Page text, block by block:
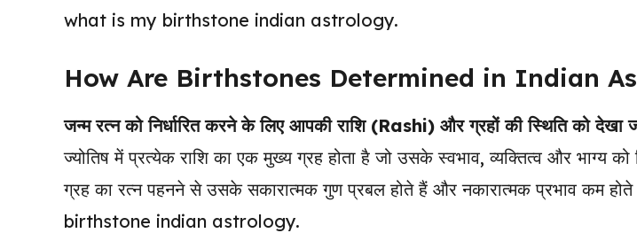
what is my birthstone indian astrology.
How Are Birthstones Determined in Indian
जन्म रत्न को निर्धारित करने के लिए आपकी राशि (Rashi) और ग्रहों की स्थिति को देखा
ज्योतिष में प्रत्येक राशि का एक मुख्य ग्रह होता है जो उसके स्वभाव, व्यक्तित्व और भाग्य
ग्रह का रत्न पहनने से उसके सकारात्मक गुण प्रबल होते हैं और नकारात्मक प्रभाव कम
birthstone indian astrology.